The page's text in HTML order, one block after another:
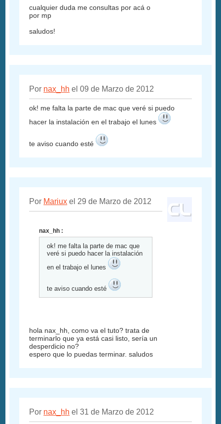
cualquier duda me consultas por acá o
por mp
saludos!
Por nax_hh el 09 de Marzo de 2012
ok! me falta la parte de mac que veré si puedo
hacer la instalación en el trabajo el lunes
te aviso cuando esté
Por Mariux el 29 de Marzo de 2012
nax_hh :
ok! me falta la parte de mac que
veré si puedo hacer la instalación
en el trabajo el lunes
te aviso cuando esté
hola nax_hh, como va el tuto? trata de
terminarlo que ya está casi listo, sería un
desperdicio no?
espero que lo puedas terminar. saludos
Por nax_hh el 31 de Marzo de 2012